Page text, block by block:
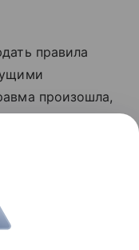
правила
произошла,
медицинской